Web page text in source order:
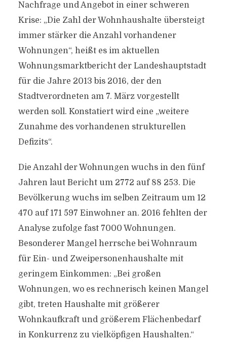
Nachfrage und Angebot in einer schweren
Krise: „Die Zahl der Wohnhaushalte übersteigt
immer stärker die Anzahl vorhandener
Wohnungen“, heißt es im aktuellen
Wohnungsmarktbericht der Landeshauptstadt
für die Jahre 2013 bis 2016, der den
Stadtverordneten am 7. März vorgestellt
werden soll. Konstatiert wird eine „weitere
Zunahme des vorhandenen strukturellen
Defizits“.
Die Anzahl der Wohnungen wuchs in den fünf
Jahren laut Bericht um 2772 auf 88 253. Die
Bevölkerung wuchs im selben Zeitraum um 12
470 auf 171 597 Einwohner an. 2016 fehlten der
Analyse zufolge fast 7000 Wohnungen.
Besonderer Mangel herrsche bei Wohnraum
für Ein- und Zweipersonenhaushalte mit
geringem Einkommen: „Bei großen
Wohnungen, wo es rechnerisch keinen Mangel
gibt, treten Haushalte mit größerer
Wohnkaufkraft und größerem Flächenbedarf
in Konkurrenz zu vielköpfigen Haushalten.“